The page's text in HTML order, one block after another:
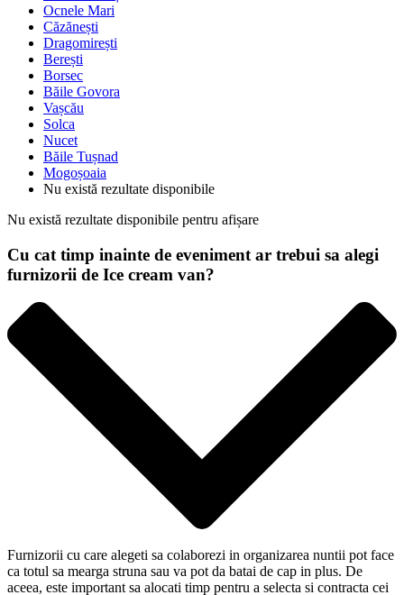
Ocnele Mari
Căzănești
Dragomirești
Berești
Borsec
Băile Govora
Vașcău
Solca
Nucet
Băile Tușnad
Mogoșoaia
Nu există rezultate disponibile
Nu există rezultate disponibile pentru afișare
Cu cat timp inainte de eveniment ar trebui sa alegi
furnizorii de Ice cream van?
Furnizorii cu care alegeti sa colaborezi in organizarea nuntii pot face
ca totul sa mearga struna sau va pot da batai de cap in plus. De
aceea, este important sa alocati timp pentru a selecta si contracta cei